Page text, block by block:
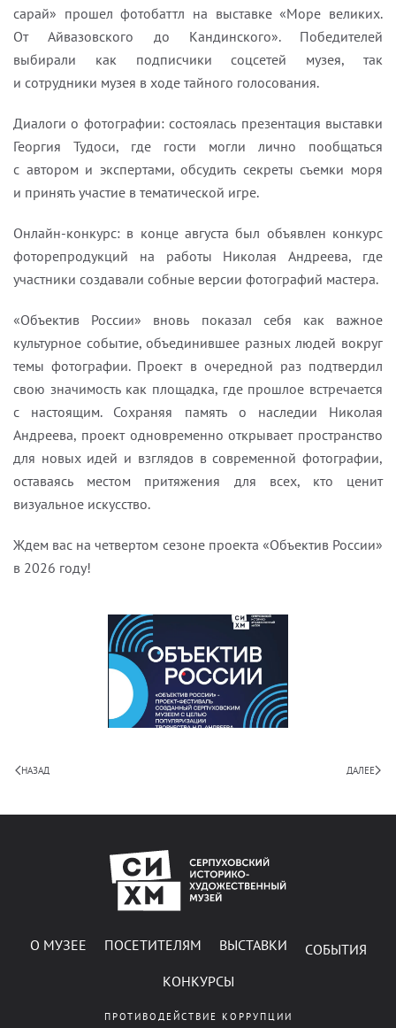
сарай» прошел фотобаттл на выставке «Море великих.
От Айвазовского до Кандинского». Победителей
выбирали как подписчики соцсетей музея, так
и сотрудники музея в ходе тайного голосования.
Диалоги о фотографии: состоялась презентация выставки
Георгия Тудоси, где гости могли лично пообщаться
с автором и экспертами, обсудить секреты съемки моря
и принять участие в тематической игре.
Онлайн-конкурс: в конце августа был объявлен конкурс
фоторепродукций на работы Николая Андреева, где
участники создавали собные версии фотографий мастера.
«Объектив России» вновь показал себя как важное
культурное событие, объединившее разных людей вокруг
темы фотографии. Проект в очередной раз подтвердил
свою значимость как площадка, где прошлое встречается
с настоящим. Сохраняя память о наследии Николая
Андреева, проект одновременно открывает пространство
для новых идей и взглядов в современной фотографии,
оставаясь местом притяжения для всех, кто ценит
визуальное искусство.
Ждем вас на четвертом сезоне проекта «Объектив России»
в 2026 году!
НАЗАД ДАЛЕЕ
О МУЗЕЕ ПОСЕТИТЕЛЯМ ВЫСТАВКИ
СОБЫТИЯ
КОНКУРСЫ
ПРОТИВОДЕЙСТВИЕ КОРРУПЦИИ